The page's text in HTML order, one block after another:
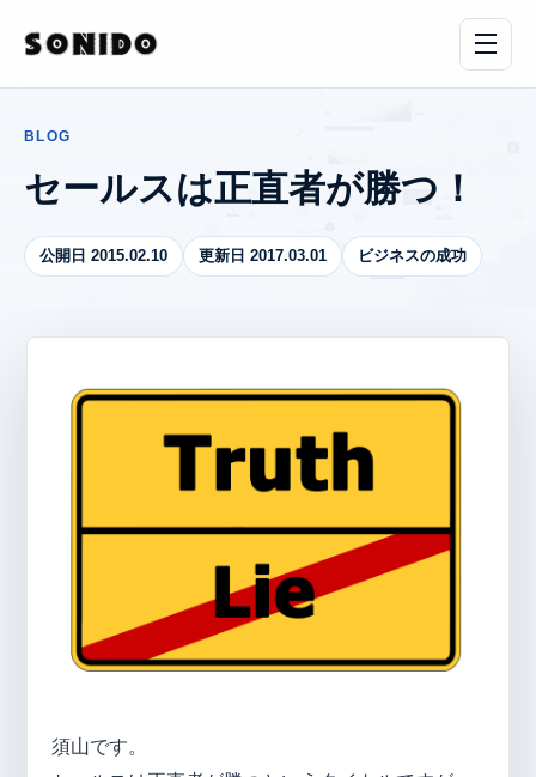
BLOG
セールスは正直者が勝つ！
公開日 2015.02.10 更新日 2017.03.01 ビジネスの成功
須山です。